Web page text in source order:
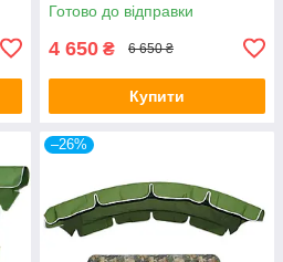
Готово до відправки
4 650 ₴ 6 650 ₴
Купити
–26%